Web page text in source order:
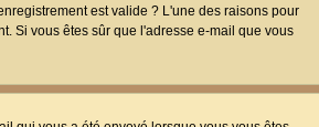
est valide ? L'une des raisons pour
Si vous êtes sûr que l'adresse e-mail que vous